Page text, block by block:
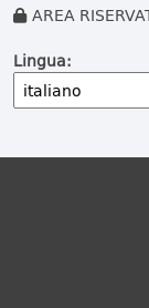
AREA
Lingua